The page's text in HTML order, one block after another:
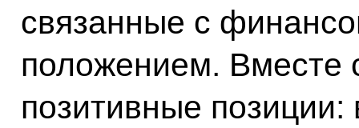
связанные с
положением. Вместе
позитивные позиции: